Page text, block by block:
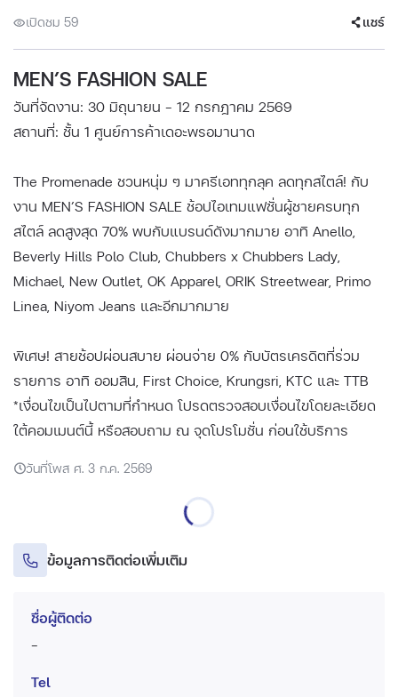
เปิดชม 59 แชร์
MEN’S FASHION SALE
วันที่จัดงาน: 30 มิถุนายน - 12 กรกฎาคม 2569
สถานที่: ชั้น 1 ศูนย์การค้าเดอะพรอมานาด
The Promenade ชวนหนุ่ม ๆ มาครีเอททุกลุค ลดทุกสไตล์! กับ
งาน MEN’S FASHION SALE ช้อปไอเทมแฟชั่นผู้ชายครบทุก
สไตล์ ลดสูงสุด 70% พบกับแบรนด์ดังมากมาย อาทิ Anello,
Beverly Hills Polo Club, Chubbers x Chubbers Lady,
Michael, New Outlet, OK Apparel, ORIK Streetwear, Primo
Linea, Niyom Jeans และอีกมากมาย
พิเศษ! สายช้อปผ่อนสบาย ผ่อนจ่าย 0% กับบัตรเครดิตที่ร่วม
รายการ อาทิ ออมสิน, First Choice, Krungsri, KTC และ TTB
*เงื่อนไขเป็นไปตามที่กำหนด โปรดตรวจสอบเงื่อนไขโดยละเอียด
ใต้คอมเมนต์นี้ หรือสอบถาม ณ จุดโปรโมชั่น ก่อนใช้บริการ
วันที่โพส ศ. 3 ก.ค. 2569
ข้อมูลการติดต่อเพิ่มเติม
ชื่อผู้ติดต่อ
-
Tel